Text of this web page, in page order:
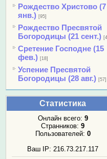
Рождество Христово (7
янв.) [95]
Рождество Пресвятой
Богородицы (21 сент.)
Сретение Господне (15
фев.) [18]
Успение Пресвятой
Богородицы (28 авг.) [57]
Статистика
Онлайн всего: 9
Странников: 9
Пользователей: 0
Ваш IP: 216.73.217.117